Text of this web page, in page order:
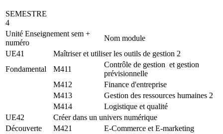
SEMESTRE
4
Unité Enseignement sem +
numéro
Nom module
UE41
Maîtriser et utiliser les outils de gestion 2
Fondamental
M411
Contrôle de gestion et gestion
prévisionnelle
M412
Finance d'entreprise
M413
Gestion des ressources humaines 2
M414
Logistique et qualité
UE42
Créer dans un univers numérique
Découverte
M421
E-Commerce et E-marketing